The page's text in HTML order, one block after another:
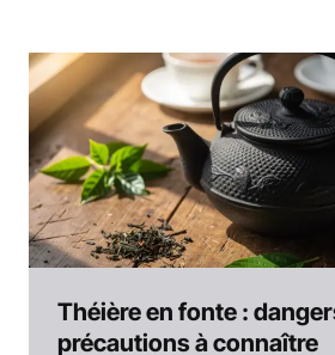
Théière en fonte :
précautions à connaître